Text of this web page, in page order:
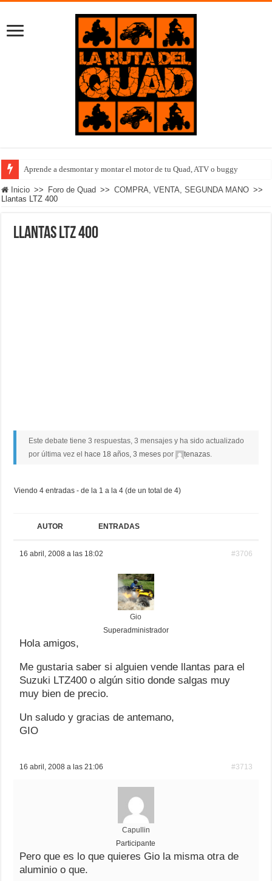
Aprende a desmontar y montar el motor de tu Quad, ATV o buggy
Inicio >> Foro de Quad >> COMPRA, VENTA, SEGUNDA MANO >>
Llantas LTZ 400
Llantas LTZ 400
Este debate tiene 3 respuestas, 3 mensajes y ha sido actualizado
por última vez el
hace 18 años, 3 mesespor tenazas.
Viendo 4 entradas - de la 1 a la 4 (de un total de 4)
AUTOR ENTRADAS
16 abril, 2008 a las 18:02 #3706
Gio
Superadministrador
Hola amigos,
Me gustaria saber si alguien vende llantas para el
Suzuki LTZ400 o algún sitio donde salgas muy
muy bien de precio.
Un saludo y gracias de antemano,
GIO
16 abril, 2008 a las 21:06 #3713
Capullin
Participante
Pero que es lo que quieres Gio la misma otra de
aluminio o que.